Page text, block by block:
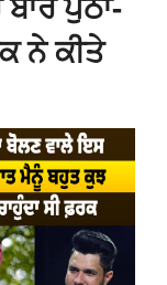
ਨੇ ਕੀਤੇ